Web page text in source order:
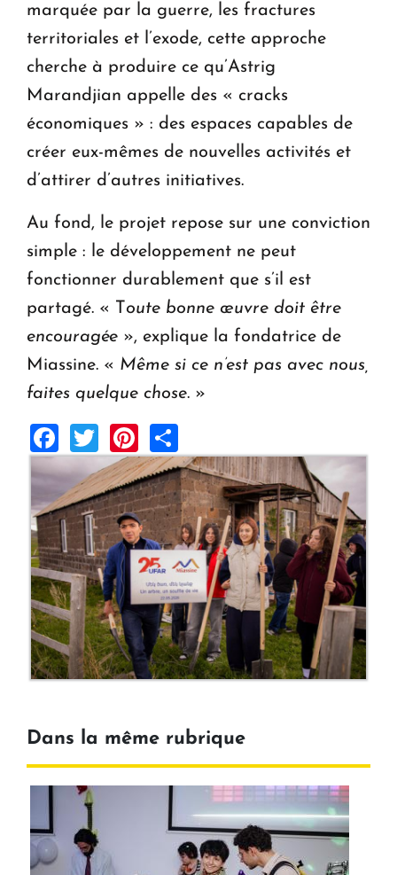
marquée par la guerre, les fractures
territoriales et l’exode, cette approche
cherche à produire ce qu’Astrig
Marandjian appelle des « cracks
économiques » : des espaces capables de
créer eux-mêmes de nouvelles activités et
d’attirer d’autres initiatives.
Au fond, le projet repose sur une conviction
simple : le développement ne peut
fonctionner durablement que s’il est
partagé. « Toute bonne œuvre doit être
encouragée », explique la fondatrice de
Miassine. « Même si ce n’est pas avec nous,
faites quelque chose. »
Facebook
TwitterPinterest
Dans la même rubrique